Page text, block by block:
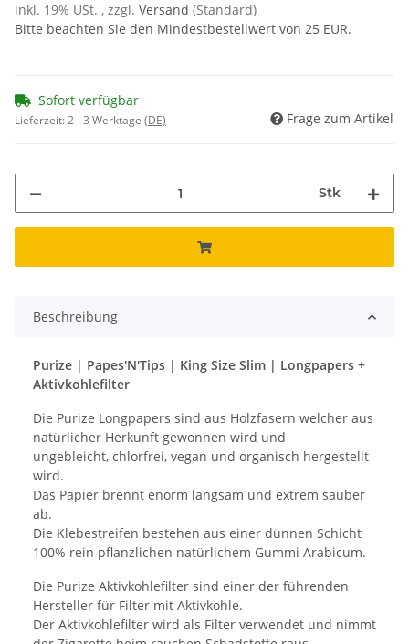
inkl. 19% USt. , zzgl. Versand (Standard)
Bitte beachten Sie den Mindestbestellwert von 25 EUR.
Sofort verfügbar
Lieferzeit:2 - 3 Werktage (DE) Frage zum Artikel
Stk
Beschreibung
Purize | Papes'N'Tips | King Size Slim | Longpapers +
Aktivkohlefilter
Die Purize Longpapers sind aus Holzfasern welcher aus
natürlicher Herkunft gewonnen wird und
ungebleicht, chlorfrei, vegan und organisch hergestellt
wird.
Das Papier brennt enorm langsam und extrem sauber
ab.
Die Klebestreifen bestehen aus einer dünnen Schicht
100% rein pflanzlichen natürlichem Gummi Arabicum.
Die Purize Aktivkohlefilter sind einer der führenden
Hersteller für Filter mit Aktivkohle.
Der Aktivkohlefilter wird als Filter verwendet und nimmt